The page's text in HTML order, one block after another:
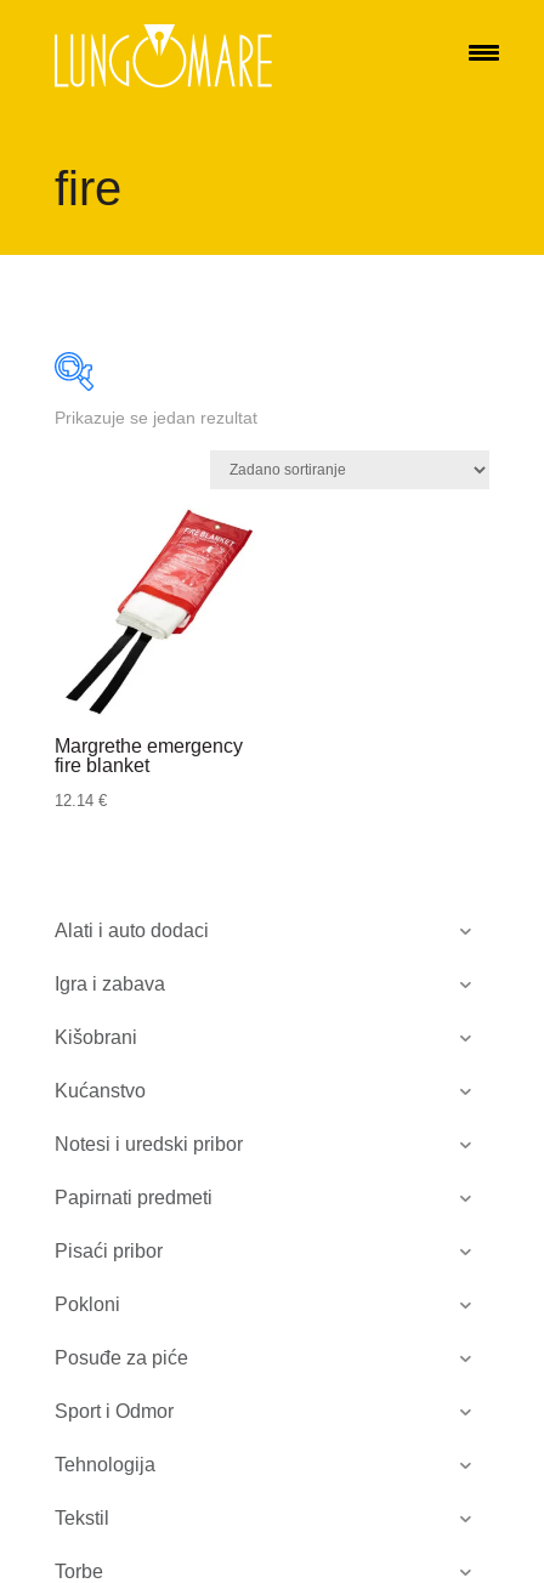
fire
Alati i auto dodaci
Igra i zabava
Kišobrani
Kućanstvo
Notesi i uredski pribor
Papirnati predmeti
Pisaći pribor
Pokloni
Posuđe za piće
Sport i Odmor
Tehnologija
Tekstil
Torbe
Prikazuje se jedan rezultat
Margrethe emergency
fire blanket
12.14 €